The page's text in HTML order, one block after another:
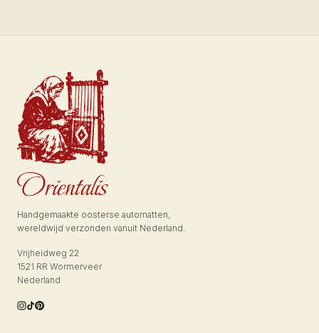
Handgemaakte oosterse automatten,
wereldwijd verzonden vanuit Nederland.
Vrijheidweg 22
1521 RR Wormerveer
Nederland